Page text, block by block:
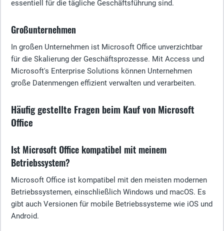
essentiell für die tägliche Geschäftsführung sind.
Großunternehmen
In großen Unternehmen ist Microsoft Office unverzichtbar
für die Skalierung der Geschäftsprozesse. Mit Access und
Microsoft's Enterprise Solutions können Unternehmen
große Datenmengen effizient verwalten und verarbeiten.
Häufig gestellte Fragen beim Kauf von Microsoft
Office
Ist Microsoft Office kompatibel mit meinem
Betriebssystem?
Microsoft Office ist kompatibel mit den meisten modernen
Betriebssystemen, einschließlich Windows und macOS. Es
gibt auch Versionen für mobile Betriebssysteme wie iOS und
Android.